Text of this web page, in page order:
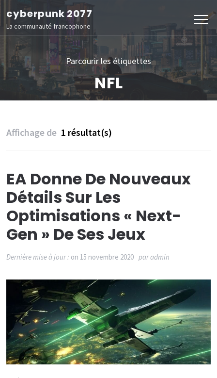
au
contenu
(Pressez
Entrée)
cyberpunk 2077
La communauté francophone
Parcourir les étiquettes
NFL
Affichage de 1 résultat(s)
EA Donne De Nouveaux
Détails Sur Les
Optimisations « Next-
Gen » De Ses Jeux
Dernière mise à jour : on 15 novembre 2020 paradmin